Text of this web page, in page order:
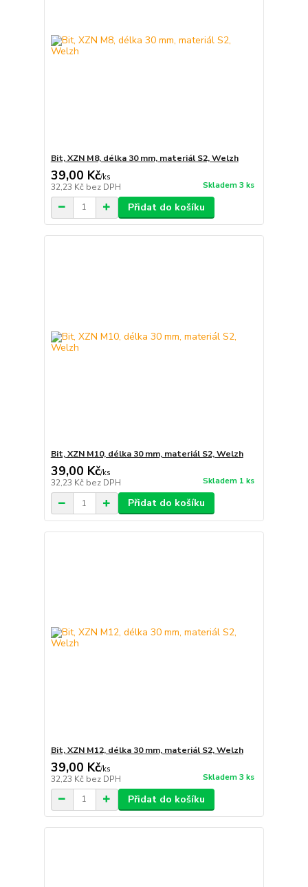
Bit, XZN M8, délka 30 mm, materiál S2, Welzh
39,00 Kč/ks
32,23 Kč bez DPH Skladem 3 ks
Přidat do košíku
Bit, XZN M10, délka 30 mm, materiál S2, Welzh
39,00 Kč/ks
32,23 Kč bez DPH Skladem 1 ks
Přidat do košíku
Bit, XZN M12, délka 30 mm, materiál S2, Welzh
39,00 Kč/ks
32,23 Kč bez DPH Skladem 3 ks
Přidat do košíku